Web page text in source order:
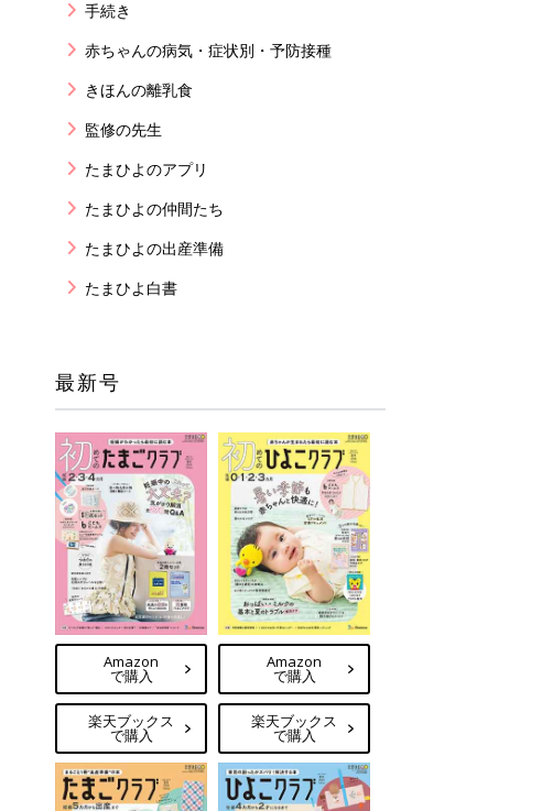
手続き
赤ちゃんの病気・症状別・予防接種
きほんの離乳食
監修の先生
たまひよのアプリ
たまひよの仲間たち
たまひよの出産準備
たまひよ白書
最新号
Amazon
で購入
楽天ブックス
で購入
Amazon
で購入
楽天ブックス
で購入